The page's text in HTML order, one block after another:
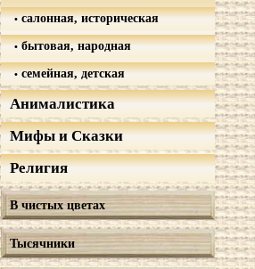
салонная, историческая
бытовая, народная
семейная, детская
Анималистика
Мифы и Сказки
Религия
В чистых цветах
Тысячники